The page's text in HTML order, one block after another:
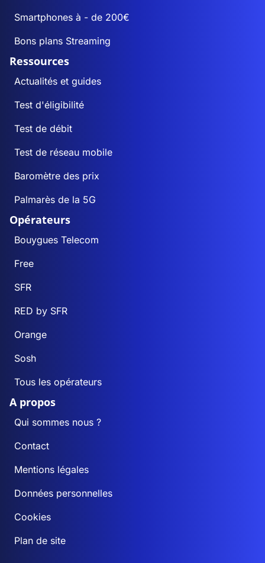
Smartphones à - de 200€
Bons plans Streaming
Ressources
Actualités et guides
Test d'éligibilité
Test de débit
Test de réseau mobile
Baromètre des prix
Palmarès de la 5G
Opérateurs
Bouygues Telecom
Free
SFR
RED by SFR
Orange
Sosh
Tous les opérateurs
A propos
Qui sommes nous ?
Contact
Mentions légales
Données personnelles
Cookies
Plan de site